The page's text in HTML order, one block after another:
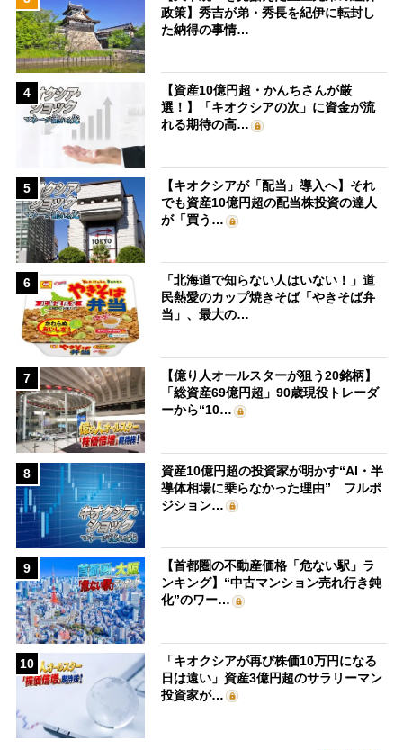
政策】秀吉が弟・秀長を紀伊に転封し
た納得の事情…
4
【資産10億円超・かんちさんが厳
選！】「キオクシアの次」に資金が流
れる期待の高…
5
【キオクシアが「配当」導入へ】それ
でも資産10億円超の配当株投資の達人
が「買う…
6
「北海道で知らない人はいない！」道
民熱愛のカップ焼きそば「やきそば弁
当」、最大の…
7
【億り人オールスターが狙う20銘柄】
「総資産69億円超」90歳現役トレーダ
ーから“10…
8
資産10億円超の投資家が明かす“AI・半
導体相場に乗らなかった理由” フルポ
ジション…
9
【首都圏の不動産価格「危ない駅」ラ
ンキング】“中古マンション売れ行き鈍
化”のワー…
10
「キオクシアが再び株価10万円になる
日は遠い」資産3億円超のサラリーマン
投資家が…